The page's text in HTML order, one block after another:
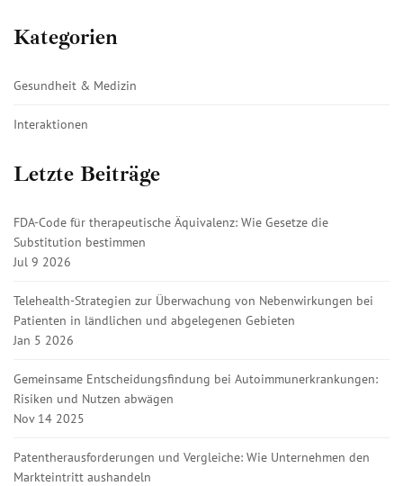
Kategorien
Gesundheit & Medizin
Interaktionen
Letzte Beiträge
FDA-Code für therapeutische Äquivalenz: Wie Gesetze die
Substitution bestimmen
Jul 9 2026
Telehealth-Strategien zur Überwachung von Nebenwirkungen bei
Patienten in ländlichen und abgelegenen Gebieten
Jan 5 2026
Gemeinsame Entscheidungsfindung bei Autoimmunerkrankungen:
Risiken und Nutzen abwägen
Nov 14 2025
Patentherausforderungen und Vergleiche: Wie Unternehmen den
Markteintritt aushandeln